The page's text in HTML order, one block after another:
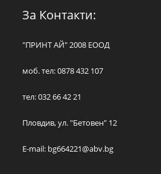
За Контакти:
"ПРИНТ АЙ" 2008 ЕООД
моб. тел: 0878 432 107
тел: 032 66 42 21
Пловдив, ул. "Бетовен" 12
E-mail: bg664221@abv.bg